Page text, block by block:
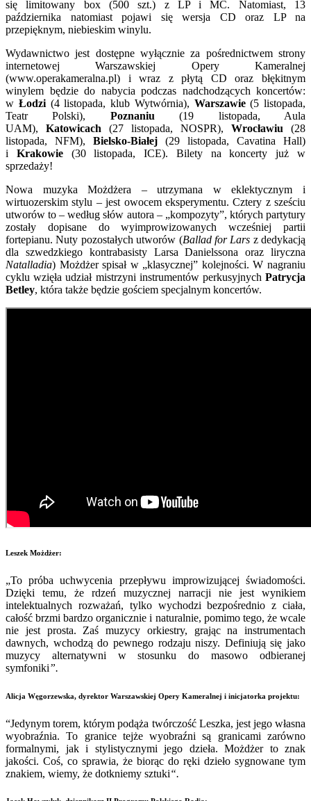
się limitowany box (500 szt.) z LP i MC. Natomiast, 13
października natomiast pojawi się wersja CD oraz LP na
przepięknym, niebieskim winylu.
Wydawnictwo jest dostępne wyłącznie za pośrednictwem strony
internetowej Warszawskiej Opery Kameralnej
(www.operakameralna.pl) i wraz z płytą CD oraz błękitnym
winylem będzie do nabycia podczas nadchodzących koncertów:
w Łodzi(4 listopada, klub Wytwórnia), Warszawie(5 listopada,
Teatr Polski), Poznaniu (19 listopada, Aula
UAM), Katowicach (27 listopada, NOSPR), Wrocławiu (28
listopada, NFM), Bielsko-Białej (29 listopada, Cavatina Hall)
i Krakowie(30 listopada, ICE). Bilety na koncerty już w
sprzedaży!
Nowa muzyka Możdżera – utrzymana w eklektycznym i
wirtuozerskim stylu – jest owocem eksperymentu. Cztery z sześciu
utworów to – według słów autora – „kompozyty”, których partytury
zostały dopisane do wyimprowizowanych wcześniej partii
fortepianu. Nuty pozostałych utworów (Ballad for Lars z dedykacją
dla szwedzkiego kontrabasisty Larsa Danielssona oraz liryczna
Natalladia) Możdżer spisał w „klasycznej” kolejności. W nagraniu
cyklu wzięła udział mistrzyni instrumentów perkusyjnych Patrycja
Betley, która także będzie gościem specjalnym koncertów.
Leszek Możdżer:
„To próba uchwycenia przepływu improwizującej świadomości.
Dzięki temu, że rdzeń muzycznej narracji nie jest wynikiem
intelektualnych rozważań, tylko wychodzi bezpośrednio z ciała,
całość brzmi bardzo organicznie i naturalnie, pomimo tego, że wcale
nie jest prosta. Zaś muzycy orkiestry, grając na instrumentach
dawnych, wchodzą do pewnego rodzaju niszy. Definiują się jako
muzycy alternatywni w stosunku do masowo odbieranej
symfoniki”.
Alicja Węgorzewska, dyrektor Warszawskiej Opery Kameralnej i inicjatorka projektu:
“Jedynym torem, którym podąża twórczość Leszka, jest jego własna
wyobraźnia. To granice tejże wyobraźni są granicami zarówno
formalnymi, jak i stylistycznymi jego dzieła. Możdżer to znak
jakości. Coś, co sprawia, że biorąc do ręki dzieło sygnowane tym
znakiem, wiemy, że dotkniemy sztuki“.